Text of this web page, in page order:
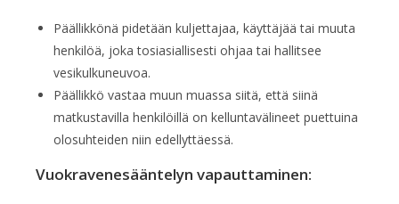
Päällikkönä pidetään kuljettajaa, käyttäjää tai muuta
henkilöä, joka tosiasiallisesti ohjaa tai hallitsee
vesikulkuneuvoa.
Päällikkö vastaa muun muassa siitä, että siinä
matkustavilla henkilöillä on kelluntavälineet puettuina
olosuhteiden niin edellyttäessä.
Vuokravenesääntelyn vapauttaminen: